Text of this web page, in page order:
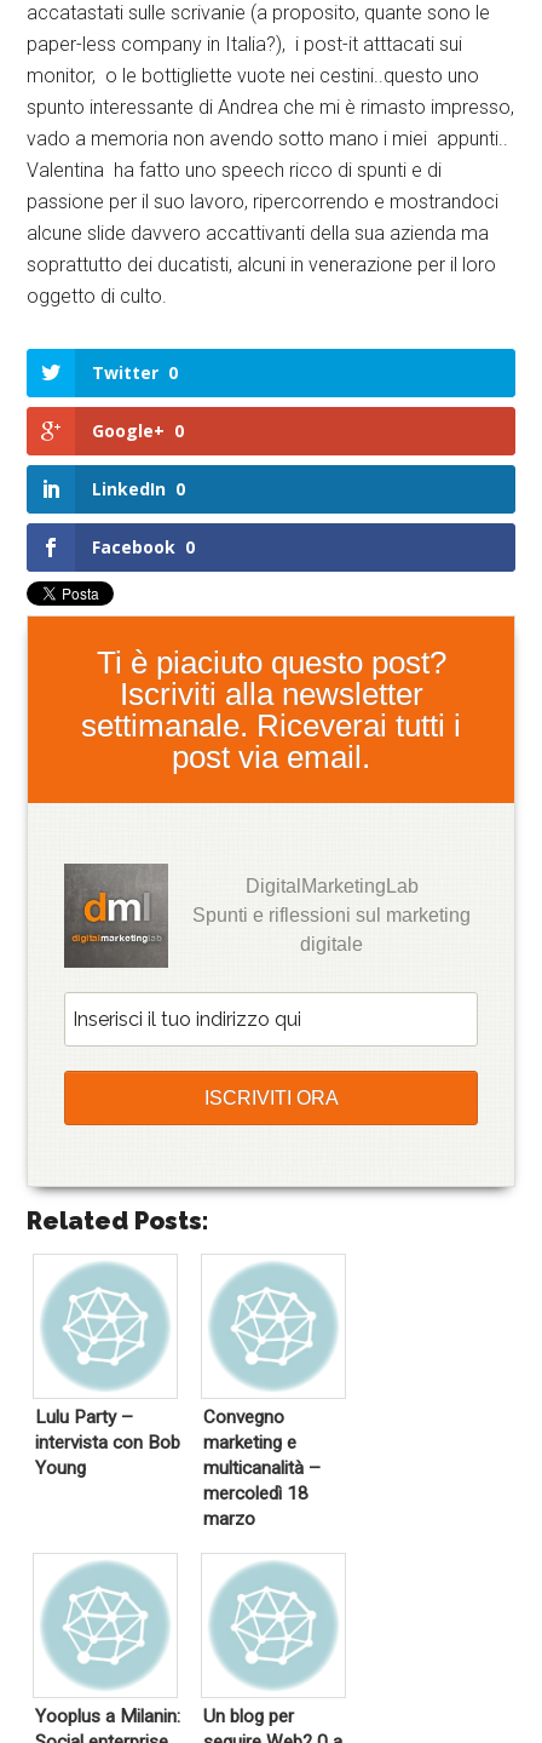
accatastati sulle scrivanie (a proposito, quante sono le
paper-less company in Italia?), i post-it atttacati sui
monitor, o le bottigliette vuote nei cestini..questo uno
spunto interessante di Andrea che mi è rimasto impresso,
vado a memoria non avendo sotto mano i miei appunti..
Valentina ha fatto uno speech ricco di spunti e di
passione per il suo lavoro, ripercorrendo e mostrandoci
alcune slide davvero accattivanti della sua azienda ma
soprattutto dei ducatisti, alcuni in venerazione per il loro
oggetto di culto.
Twitter 0
Google+ 0
LinkedIn 0
Facebook 0
Ti è piaciuto questo post?
Iscriviti alla newsletter
settimanale. Riceverai tutti i
post via email.
DigitalMarketingLab
Spunti e riflessioni sul marketing
digitale
Related Posts:
Lulu Party –
intervista con Bob
Young
Convegno
marketing e
multicanalità –
mercoledì 18
marzo
Yooplus a Milanin:
Un blog per